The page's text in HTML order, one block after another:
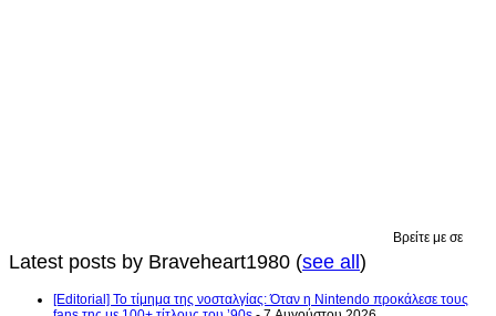
Βρείτε με σε
Latest posts by Braveheart1980 (see all)
[Editorial] Το τίμημα της νοσταλγίας: Όταν η Nintendo προκάλεσε τους